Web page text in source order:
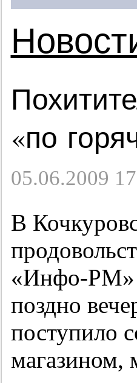
«по
05.06.2009
В
«Инфо-РМ»
поздно
поступило
магазином,